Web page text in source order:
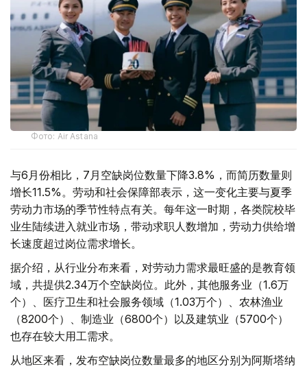
Фото: Air Astana
与6月份相比，7月空缺岗位数量下降3.8%，而简历数量则
增长11.5%。劳动和社会保障部表示，这一变化主要与夏季
劳动力市场的季节性特点有关。每年这一时期，各类院校毕
业生陆续进入就业市场，带动求职人数增加，劳动力供给增
长速度超过岗位需求增长。
据介绍，从行业分布来看，对劳动力需求最旺盛的是教育领
域，共提供2.34万个空缺岗位。此外，其他服务业（1.6万
个）、医疗卫生和社会服务领域（1.03万个）、农林渔业
（8200个）、制造业（6800个）以及建筑业（5700个）
也存在较大用工需求。
从地区来看，发布空缺岗位数量最多的地区分别为阿斯塔纳